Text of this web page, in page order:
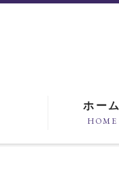
ホーム
HOME